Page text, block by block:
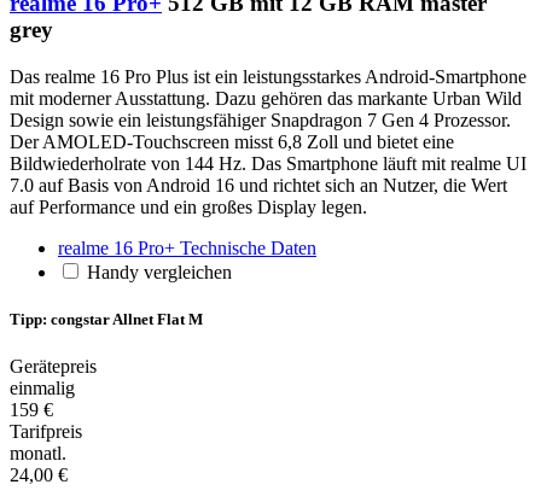
grey
Das realme 16 Pro Plus ist ein leistungsstarkes Android-Smartphone
mit moderner Ausstattung. Dazu gehören das markante Urban Wild
Design sowie ein leistungsfähiger Snapdragon 7 Gen 4 Prozessor.
Der AMOLED-Touchscreen misst 6,8 Zoll und bietet eine
Bildwiederholrate von 144 Hz. Das Smartphone läuft mit realme UI
7.0 auf Basis von Android 16 und richtet sich an Nutzer, die Wert
auf Performance und ein großes Display legen.
realme 16 Pro+ Technische Daten
Handy vergleichen
Tipp: congstar Allnet Flat M
Gerätepreis
einmalig
159 €
Tarifpreis
monatl.
24,00 €